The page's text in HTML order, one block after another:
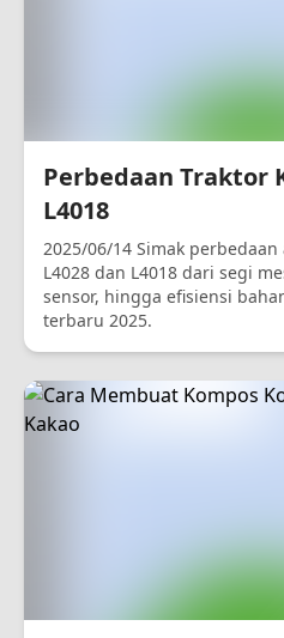
Perbedaan Traktor
L4018
2025/06/14 Simak
L4028 dan L4018 dari segi
sensor, hingga efisiensi
terbaru 2025.